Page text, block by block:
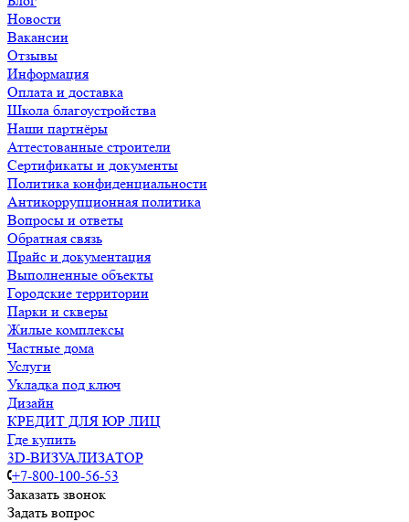
Новости
Вакансии
Отзывы
Информация
Оплата и доставка
Школа благоустройства
Наши партнёры
Аттестованные строители
Сертификаты и документы
Политика конфиденциальности
Антикоррупционная политика
Вопросы и ответы
Обратная связь
Прайс и документация
Выполненные объекты
Городские территории
Парки и скверы
Жилые комплексы
Частные дома
Услуги
Укладка под ключ
Дизайн
КРЕДИТ ДЛЯ ЮР ЛИЦ
Где купить
3D-ВИЗУАЛИЗАТОР
+7-800-100-56-53
Заказать звонок
Задать вопрос